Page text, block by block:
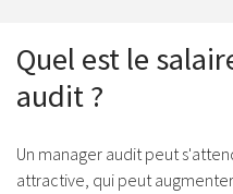
Quel est le
audit ?
Un manager audit peut
attractive, qui peut